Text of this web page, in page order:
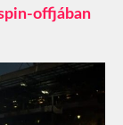
offjában